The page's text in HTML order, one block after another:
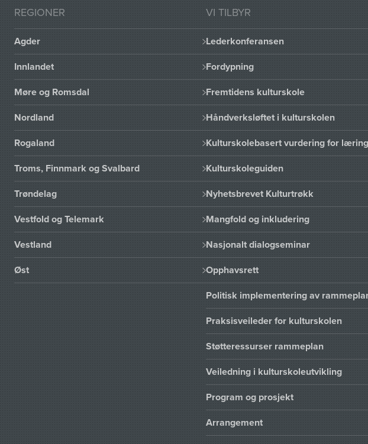
REGIONER
Agder
Innlandet
Møre og Romsdal
Nordland
Rogaland
Troms, Finnmark og Svalbard
Trøndelag
Vestfold og Telemark
Vestland
Øst
VI TILBYR
Lederkonferansen
Fordypning
Fremtidens kulturskole
Håndverksløftet i kulturskolen
Kulturskolebasert vurdering for læring
Kulturskoleguiden
Nyhetsbrevet Kulturtrøkk
Mangfold og inkludering
Nasjonalt dialogseminar
Opphavsrett
Politisk implementering av
Praksisveileder for kulturskolen
Støtteressurser rammeplan
Veiledning i kulturskoleutvikling
Program og prosjekt
Arrangement